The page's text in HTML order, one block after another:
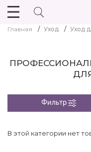
Главная Уход Уход
Фильтр
В этой категории нет